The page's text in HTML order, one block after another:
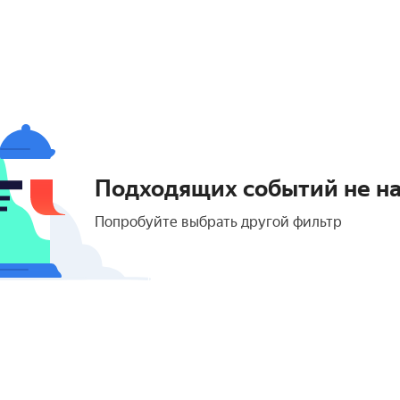
Подходящих событий не
Попробуйте выбрать другой фильтр